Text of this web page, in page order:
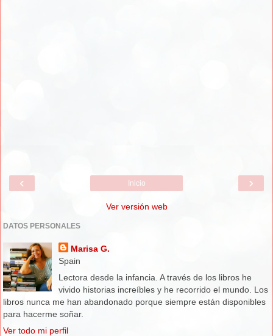
‹ ›
Inicio
Ver versión web
DATOS PERSONALES
Marisa G.
Spain
Lectora desde la infancia. A través de los libros he
vivido historias increíbles y he recorrido el mundo. Los
libros nunca me han abandonado porque siempre están disponibles
para hacerme soñar.
Ver todo mi perfil